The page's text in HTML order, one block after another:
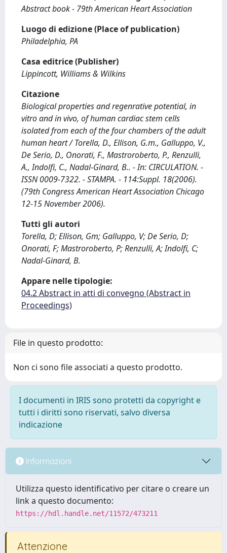
Abstract book - 79th American Heart Association
Luogo di edizione (Place of publication)
Philadelphia, PA
Casa editrice (Publisher)
Lippincott, Williams & Wilkins
Citazione
Biological properties and regenrative potential, in
vitro and in vivo, of human cardiac stem cells
isolated from each of the four chambers of the adult
human heart / Torella, D., Ellison, G.m., Galluppo, V.,
De Serio, D., Onorati, F., Mastroroberto, P., Renzulli,
A., Indolfi, C., Nadal-Ginard, B.. - In: CIRCULATION. -
ISSN 0009-7322. - STAMPA. - 114:Suppl. 18(2006).
(79th Congress American Heart Association Chicago
12-15 November 2006).
Tutti gli autori
Torella, D; Ellison, Gm; Galluppo, V; De Serio, D;
Onorati, F; Mastroroberto, P; Renzulli, A; Indolfi, C;
Nadal-Ginard, B.
Appare nelle tipologie:
04.2 Abstract in atti di convegno (Abstract in
Proceedings)
File in questo prodotto:
Non ci sono file associati a questo prodotto.
I documenti in IRIS sono protetti da copyright e
tutti i diritti sono riservati, salvo diversa
indicazione
Informazioni
Utilizza questo identificativo per citare o creare un
link a questo documento:
https://hdl.handle.net/11572/473211
Attenzione